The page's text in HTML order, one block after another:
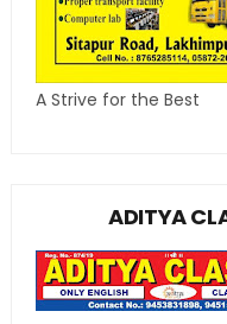
A Strive for the Best
ADITYA